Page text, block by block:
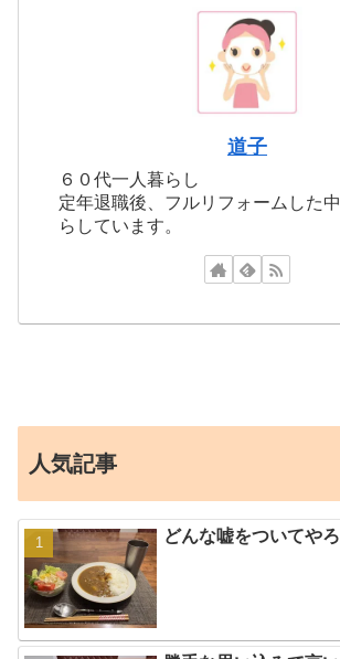
道子
６０代一人暮らし
定年退職後、フルリフォームした
らしています。
人気記事
どんな嘘をついてや